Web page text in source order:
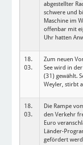
abgestellter
schwere und
Maschine im
offenbar mit
Uhr hatten
18.
03.
Zum neuen
See wird in
(31) gewählt.
Weyler, stirbt
18.
03.
Die Rampe
den Verkehr
Euro
Länder-
gefördert